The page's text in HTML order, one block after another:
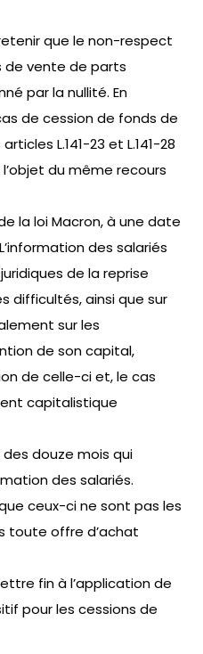
que le non-respect
de vente de parts
par la nullité. En
de cession de fonds de
L.141-23 et L.141-28
du même recours
la loi Macron, à une date
des salariés
de la reprise
difficultés, ainsi que sur
sur les
de son capital,
de celle-ci et, le cas
capitalistique
douze mois qui
des salariés.
ceux-ci ne sont pas les
toute offre d’achat
fin à l’application de
pour les cessions de